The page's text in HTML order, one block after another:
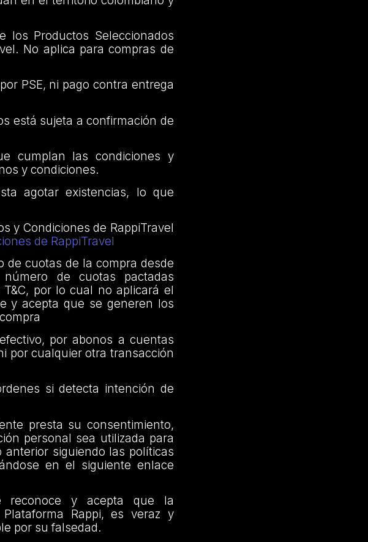
los Productos Seleccionados
No aplica para compras de
PSE, ni pago contra entrega
está sujeta a confirmación de
cumplan las condiciones y
y condiciones.
agotar existencias, lo que
y Condiciones de RappiTravel
de RappiTravel
cuotas de la compra desde
de cuotas pactadas
por lo cual no aplicará el
y acepta que se generen los
por abonos a cuentas
por cualquier otra transacción
si detecta intención de
presta su consentimiento,
personal sea utilizada para
siguiendo las políticas
en el siguiente enlace
reconoce y acepta que la
Rappi, es veraz y
por su falsedad.